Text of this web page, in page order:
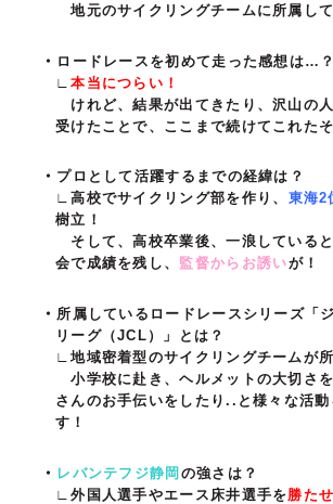
地元のサイクリングチームに所属して
ロードレースを初めて走った感想は…？
∟本当につらい！
けれど、結果が出てきたり、沢山の
受けたことで、ここまで続けてこれたそ
プロとして活躍するまでの経緯は？
∟高校でサイクリング部を作り、 東海2
樹立！
そして、高校卒業後、一浪している
会で成績を残し、 監督からお誘いが！
所属しているロードレースシリーズ「
リーグ（JCL）」とは？
∟地域密着型のサイクリングチームが
小学校に赴き、ヘルメットの大切さ
さんのお手伝いをしたり..と様々な活動
す！
レバンテフジ静岡 の強さは？
∟外国人選手やエース床井選手を勝た